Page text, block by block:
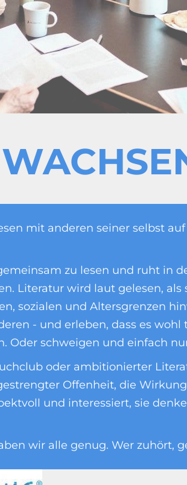
mit anderen seiner selbst
zu lesen und ruht in
Literatur wird laut gelesen,
sozialen und Altersgrenzen
- und erleben, dass es wohl
Oder schweigen und einfach
oder ambitionierter
Offenheit, die
und interessiert, sie
wir alle genug. Wer zuhört,